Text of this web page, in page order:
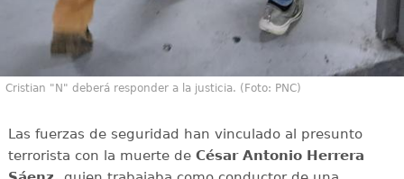
Cristian "N" deberá responder a la justicia. (Foto: PNC)
Las fuerzas de seguridad han vinculado al presunto
terrorista con la muerte de César Antonio Herrera